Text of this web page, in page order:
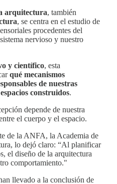
arquitectura, también
, se centra en el estudio de
procedentes del
nervioso y nuestro
y científico, esta
qué mecanismos
de nuestras
construidos.
depende de nuestra
el cuerpo y el espacio.
de la ANFA, la Academia de
lo dejó claro: “Al planificar
el diseño de la arquitectura
comportamiento."
llevado a la conclusión de